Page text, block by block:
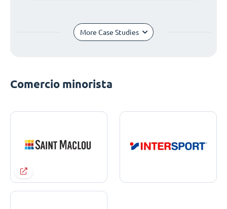
More Case Studies
Comercio minorista